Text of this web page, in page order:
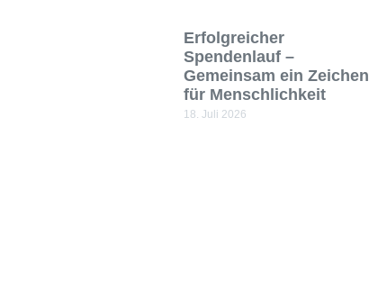
Erfolgreicher
Spendenlauf –
Gemeinsam ein Zeichen
für Menschlichkeit
18. Juli 2026